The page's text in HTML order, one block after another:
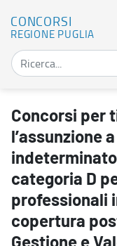
CONCORSI
REGIONE PUGLIA
Concorsi per titoli ed
Concorsi per
l’assunzione
categoria D
professionali
copertura